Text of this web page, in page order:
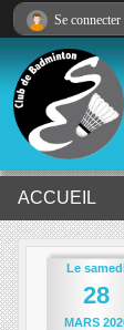
ACCUEIL
Le
28
MARS
Se connecter
Panneau de